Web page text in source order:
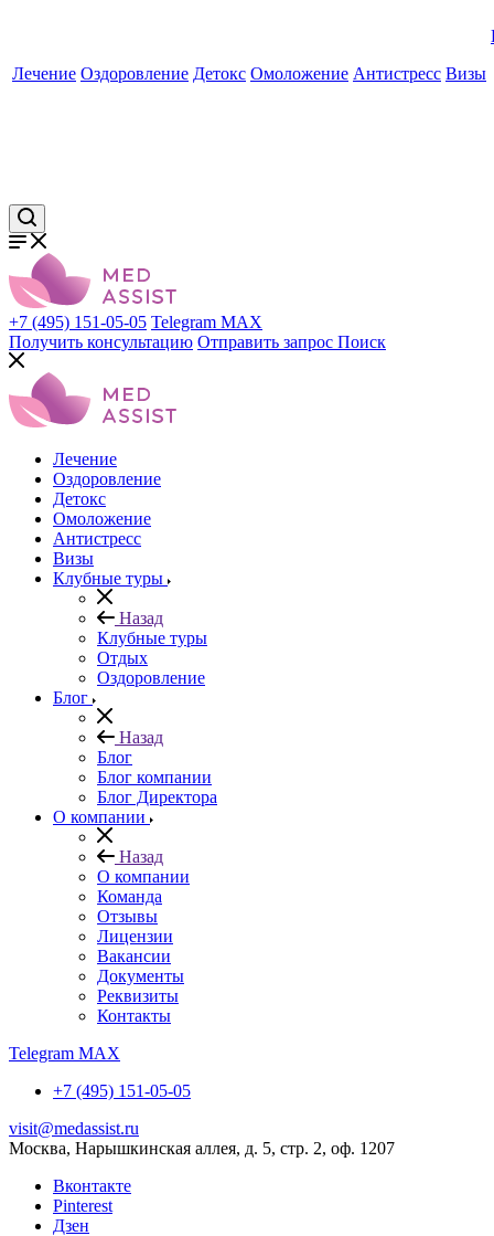
Лечение Оздоровление Детокс Омоложение Антистресс Визы
+7 (495) 151-05-05 Telegram MAX
Получить консультацию Отправить запрос Поиск
Лечение
Оздоровление
Детокс
Омоложение
Антистресс
Визы
Клубные туры
Назад
Клубные туры
Отдых
Оздоровление
Блог
Назад
Блог
Блог компании
Блог Директора
О компании
Назад
О компании
Команда
Отзывы
Лицензии
Вакансии
Документы
Реквизиты
Контакты
Telegram MAX
+7 (495) 151-05-05
visit@medassist.ru
Москва, Нарышкинская аллея, д. 5, стр. 2, оф. 1207
Вконтакте
Pinterest
Дзен